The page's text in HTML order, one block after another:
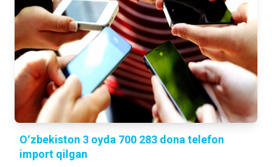
Oʻzbekiston 3 oyda 700 283 dona telefon
import qilgan